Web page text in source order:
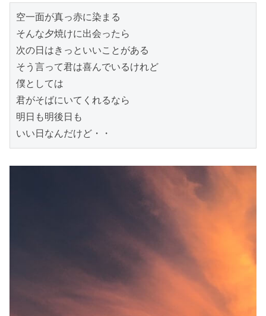
空一面が真っ赤に染まる
そんな夕焼けに出会ったら
次の日はきっといいことがある
そう言って君は喜んでいるけれど
僕としては
君がそばにいてくれるなら
明日も明後日も
いい日なんだけど・・